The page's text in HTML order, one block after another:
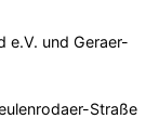
e.V. und Geraer-
Straße